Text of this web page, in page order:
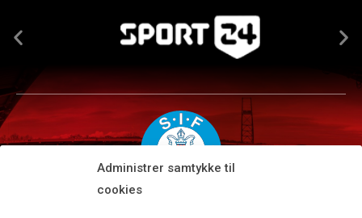
Administrer samtykke til
cookies